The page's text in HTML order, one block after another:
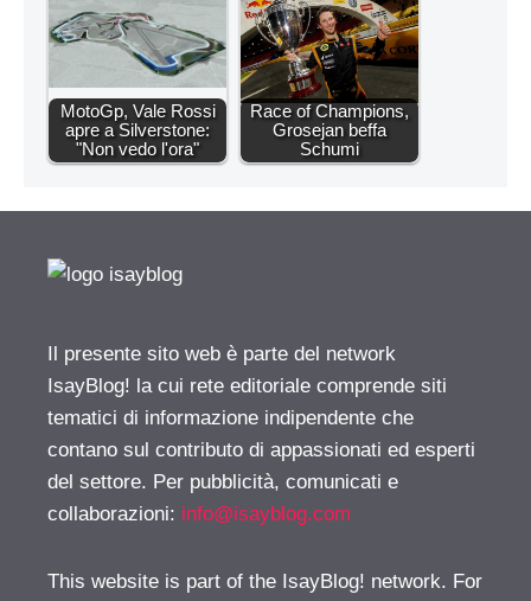
MotoGp, Vale Rossi
apre a Silverstone:
"Non vedo l'ora"
Race of Champions,
Grosejan beffa
Schumi
Il presente sito web è parte del network
IsayBlog! la cui rete editoriale comprende siti
tematici di informazione indipendente che
contano sul contributo di appassionati ed esperti
del settore. Per pubblicità, comunicati e
collaborazioni: info@isayblog.com
This website is part of the IsayBlog! network. For